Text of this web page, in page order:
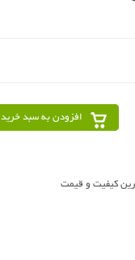
افزودن به سبد خرید
کیفیت و قیمت